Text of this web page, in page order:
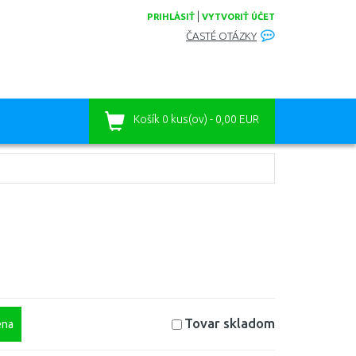
PRIHLÁSIŤ VYTVORIŤ ÚČET
ČASTÉ OTÁZKY
Košík 0 kus(ov) - 0,00 EUR
Tovar skladom